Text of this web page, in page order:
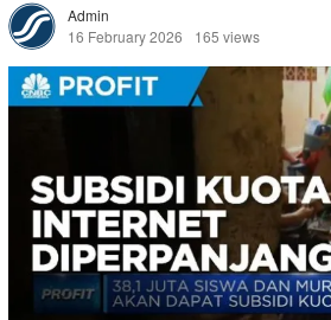
Admin
16 February 2026
165 views